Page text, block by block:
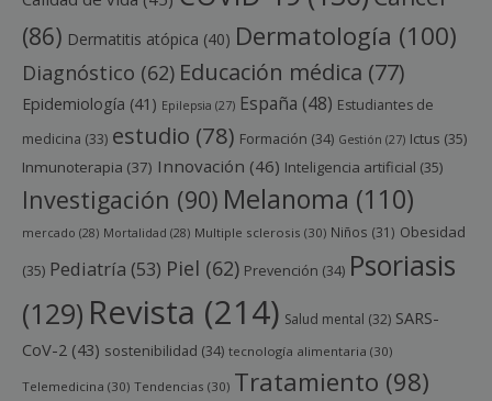
(86) Dermatitis atópica (40) Dermatología (100)
Diagnóstico (62) Educación médica (77)
Epidemiología (41) Epilepsia (27) España (48) Estudiantes de
medicina (33) estudio (78) Formación (34) Gestión (27) Ictus (35)
Inmunoterapia (37) Innovación (46) Inteligencia artificial (35)
Investigación (90) Melanoma (110)
mercado (28) Mortalidad (28) Multiple sclerosis (30) Niños (31) Obesidad
(35) Pediatría (53) Piel (62) Prevención (34) Psoriasis
(129) Revista (214) Salud mental (32) SARS-
CoV-2 (43) sostenibilidad (34) tecnología alimentaria (30)
Telemedicina (30) Tendencias (30) Tratamiento (98)